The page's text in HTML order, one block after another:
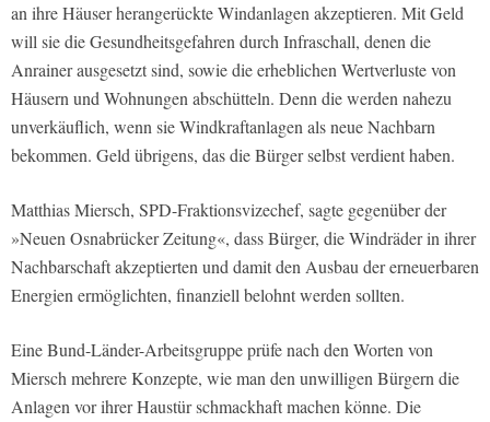
an ihre Häuser herangerückte Windanlagen akzeptieren. Mit Geld
will sie die Gesundheitsgefahren durch Infraschall, denen die
Anrainer ausgesetzt sind, sowie die erheblichen Wertverluste von
Häusern und Wohnungen abschütteln. Denn die werden nahezu
unverkäuflich, wenn sie Windkraftanlagen als neue Nachbarn
bekommen. Geld übrigens, das die Bürger selbst verdient haben.
Matthias Miersch, SPD-Fraktionsvizechef, sagte gegenüber der
»Neuen Osnabrücker Zeitung«, dass Bürger, die Windräder in ihrer
Nachbarschaft akzeptierten und damit den Ausbau der erneuerbaren
Energien ermöglichten, finanziell belohnt werden sollten.
Eine Bund-Länder-Arbeitsgruppe prüfe nach den Worten von
Miersch mehrere Konzepte, wie man den unwilligen Bürgern die
Anlagen vor ihrer Haustür schmackhaft machen könne. Die